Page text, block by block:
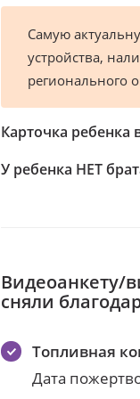
Самую
устройства,
регионального
Карточка ребенка
У ребенка НЕТ
Видеоанкету/
сняли
Топливная
Дата